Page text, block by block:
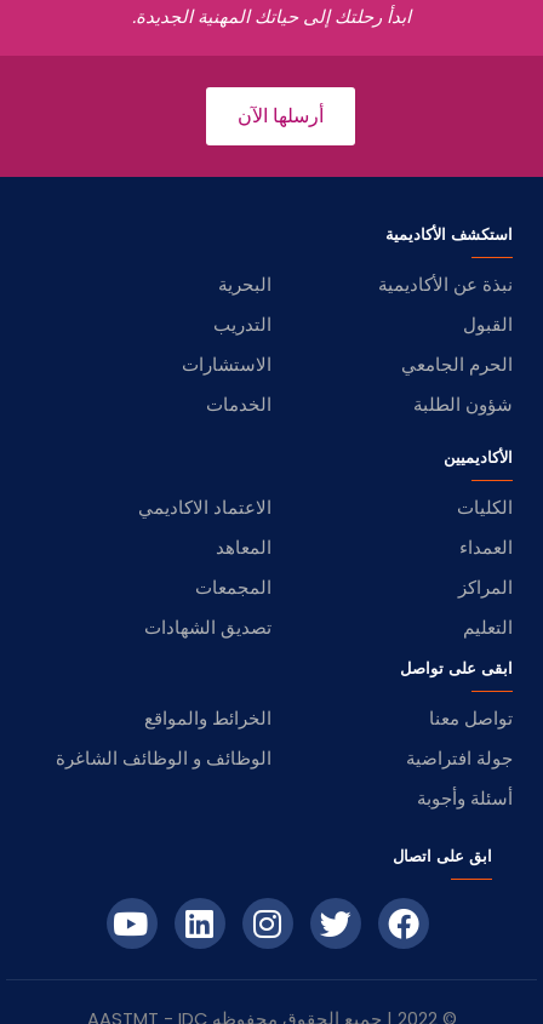
ابدأ رحلتك إلى حياتك المهنية الجديدة.
أرسلها الآن
استكشف الأكاديمية
نبذة عن الأكاديمية
البحرية
القبول
التدريب
الحرم الجامعي
الاستشارات
شؤون الطلبة
الخدمات
الأكاديميين
الكليات
الاعتماد الاكاديمي
العمداء
المعاهد
المراكز
المجمعات
التعليم
تصديق الشهادات
ابقى على تواصل
تواصل معنا
الخرائط والمواقع
جولة افتراضية
الوظائف و الوظائف الشاغرة
أسئلة وأجوبة
ابق على اتصال
© 2022 | جميع الحقوق محفوظه IDC
- AASTMT